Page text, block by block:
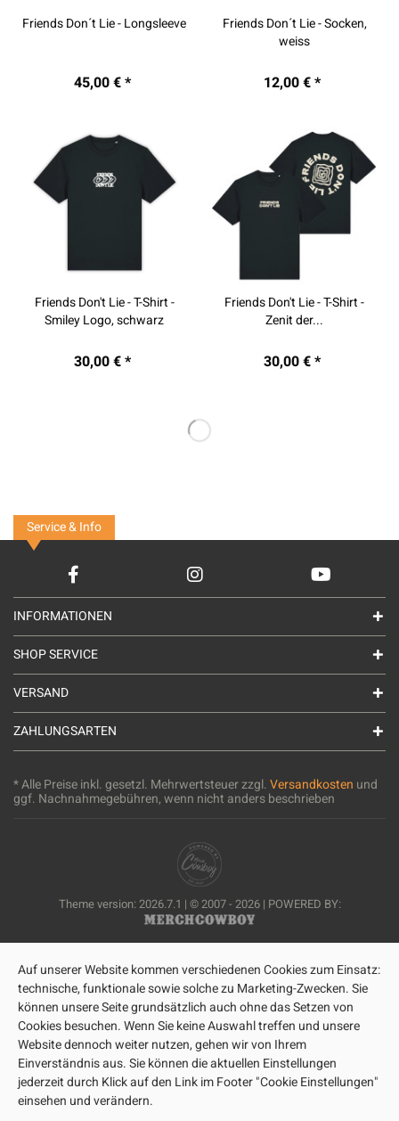
Friends Don´t Lie - Longsleeve
45,00 € *
Friends Don´t Lie - Socken,
weiss
12,00 € *
Friends Don't Lie - T-Shirt -
Smiley Logo, schwarz
30,00 € *
Friends Don't Lie - T-Shirt -
Zenit der...
30,00 € *
Service & Info
INFORMATIONEN
SHOP SERVICE
VERSAND
ZAHLUNGSARTEN
* Alle Preise inkl. gesetzl. Mehrwertsteuer zzgl.Versandkosten und
ggf. Nachnahmegebühren, wenn nicht anders beschrieben
Theme version: 2026.7.1 | © 2007 - 2026 | POWERED BY:
Auf unserer Website kommen verschiedenen Cookies zum Einsatz:
technische, funktionale sowie solche zu Marketing-Zwecken. Sie
können unsere Seite grundsätzlich auch ohne das Setzen von
Cookies besuchen. Wenn Sie keine Auswahl treffen und unsere
Website dennoch weiter nutzen, gehen wir von Ihrem
Einverständnis aus. Sie können die aktuellen Einstellungen
jederzeit durch Klick auf den Link im Footer "Cookie Einstellungen"
einsehen und verändern.